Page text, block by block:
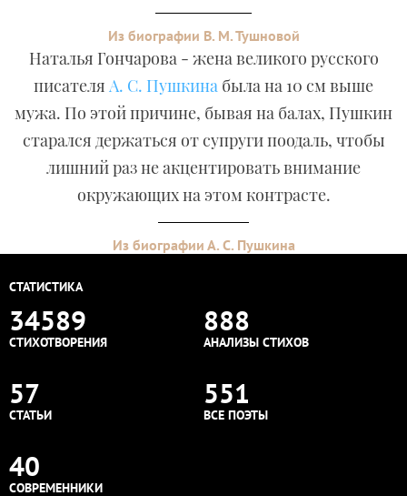
Из биографии В. М. Тушновой
Наталья Гончарова - жена великого русского
писателя А. С. Пушкина была на 10 см выше
мужа. По этой причине, бывая на балах, Пушкин
старался держаться от супруги поодаль, чтобы
лишний раз не акцентировать внимание
окружающих на этом контрасте.
Из биографии А. С. Пушкина
СТАТИСТИКА
34589
СТИХОТВОРЕНИЯ
888
АНАЛИЗЫ СТИХОВ
57
СТАТЬИ
551
ВСЕ ПОЭТЫ
40
СОВРЕМЕННИКИ